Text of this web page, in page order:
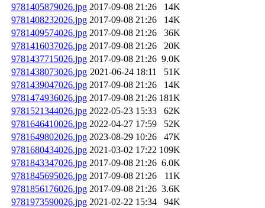
9781405879026.jpg 2017-09-08 21:26
14K
9781408232026.jpg 2017-09-08 21:26
14K
9781409574026.jpg 2017-09-08 21:26
36K
9781416037026.jpg 2017-09-08 21:26
20K
9781437715026.jpg 2017-09-08 21:26 9.0K
9781438073026.jpg 2021-06-24 18:11
51K
9781439047026.jpg 2017-09-08 21:26
14K
9781474936026.jpg 2017-09-08 21:26 181K
9781521344026.jpg 2022-05-23 15:33
62K
9781646410026.jpg 2022-04-27 17:59
52K
9781649802026.jpg 2023-08-29 10:26
47K
9781680434026.jpg 2021-03-02 17:22 109K
9781843347026.jpg 2017-09-08 21:26 6.0K
9781845695026.jpg 2017-09-08 21:26
11K
9781856176026.jpg 2017-09-08 21:26 3.6K
9781973590026.jpg 2021-02-22 15:34
94K